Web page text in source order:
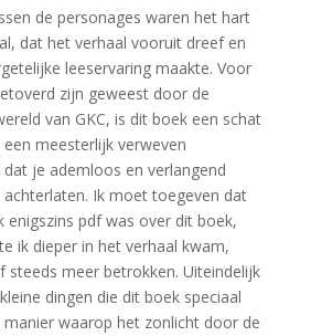
de personages waren het hart
dat het verhaal vooruit dreef en
leeservaring maakte. Voor
zijn geweest door de
van GKC, is dit boek een schat
meesterlijk verweven
je ademloos en verlangend
Ik moet toegeven dat
enigszins pdf was over dit boek,
ik dieper in het verhaal kwam,
steeds meer betrokken. Uiteindelijk
dingen die dit boek speciaal
waarop het zonlicht door de